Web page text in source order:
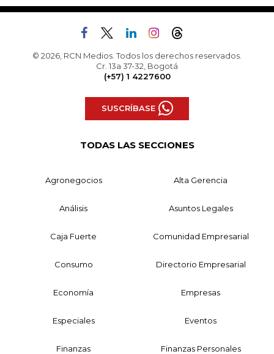
© 2026, RCN Medios. Todos los derechos reservados.
Cr. 13a 37-32, Bogotá
(+57) 1 4227600
SUSCRÍBASE
TODAS LAS SECCIONES
Agronegocios Alta Gerencia
Análisis Asuntos Legales
Caja Fuerte Comunidad Empresarial
Consumo Directorio Empresarial
Economía Empresas
Especiales Eventos
Finanzas Finanzas Personales